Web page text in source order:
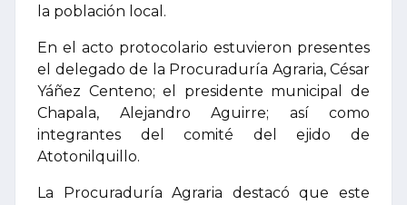
la población local.
En el acto protocolario estuvieron presentes
el delegado de la Procuraduría Agraria, César
Yáñez Centeno; el presidente municipal de
Chapala, Alejandro Aguirre; así como
integrantes del comité del ejido de
Atotonilquillo.
La Procuraduría Agraria destacó que este